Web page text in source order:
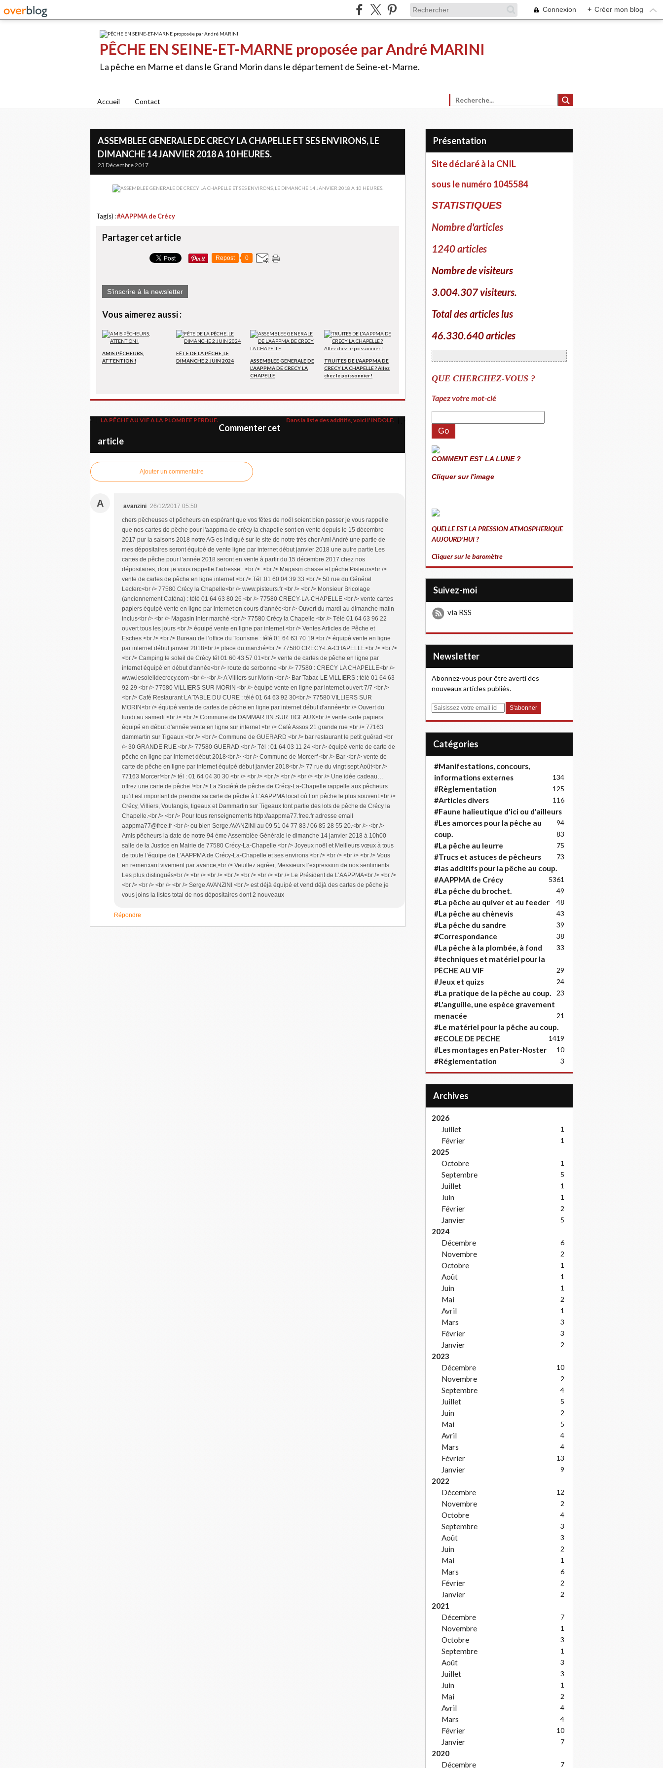
Connexion + Créer mon blog
PÊCHE EN SEINE-ET-MARNE proposée par André MARINI
La pêche en Marne et dans le Grand Morin dans le département de Seine-et-Marne.
Accueil Contact
ASSEMBLEE GENERALE DE CRECY LA CHAPELLE ET SES ENVIRONS, LE
DIMANCHE 14 JANVIER 2018 A 10 HEURES.
23 Décembre 2017
Tag(s) :#AAPPMA de Crécy
Partager cet article
Repost 0
S'inscrire à la newsletter
Vous aimerez aussi :
AMIS PÊCHEURS,
ATTENTION !
FÊTE DE LA PÊCHE, LE
DIMANCHE 2 JUIN 2024
ASSEMBLEE GENERALE DE
L'AAPPMA DE CRECY LA
CHAPELLE
TRUITES DE L'AAPPMA DE
CRECY LA CHAPELLE ? Allez
chez le poissonnier !
LA PÊCHE AU VIF A LA PLOMBEE PERDUE. Dans la liste des additifs, voici l' INDOLE.
Commenter cet
article
Ajouter un commentaire
A avanzini 26/12/2017 05:50
chers pêcheuses et pêcheurs en espérant que vos fêtes de noël soient bien passer je vous rappelle
que nos cartes de pêche pour l'aappma de crécy la chapelle sont en vente depuis le 15 décembre
2017 pur la saisons 2018 notre AG es indiqué sur le site de notre très cher Ami André une partie de
mes dépositaires seront équipé de vente ligne par internet début janvier 2018 une autre partie Les
cartes de pêche pour l’année 2018 seront en vente à partir du 15 décembre 2017 chez nos
dépositaires, dont je vous rappelle l’adresse : <br /> <br /> Magasin chasse et pêche Pisteurs<br />
vente de cartes de pêche en ligne internet <br /> Tél :01 60 04 39 33 <br /> 50 rue du Général
Leclerc<br /> 77580 Crécy la Chapelle<br /> www.pisteurs.fr <br /> <br /> Monsieur Bricolage
(anciennement Caténa) : télé 01 64 63 80 26 <br /> 77580 CRECY-LA-CHAPELLE <br /> vente cartes
papiers équipé vente en ligne par internet en cours d'année<br /> Ouvert du mardi au dimanche matin
inclus<br /> <br /> Magasin Inter marché <br /> 77580 Crécy la Chapelle <br /> Télé 01 64 63 96 22
ouvert tous les jours <br /> équipé vente en ligne par internet <br /> Ventes Articles de Pêche et
Esches.<br /> <br /> Bureau de l’office du Tourisme : télé 01 64 63 70 19 <br /> équipé vente en ligne
par internet début janvier 2018<br /> place du marché<br /> 77580 CRECY-LA-CHAPELLE<br /> <br />
<br /> Camping le soleil de Crécy tél 01 60 43 57 01<br /> vente de cartes de pêche en ligne par
internet équipé en début d'année<br /> route de serbonne <br /> 77580 : CRECY LA CHAPELLE<br />
www.lesoleildecrecy.com <br /> <br /> A Villiers sur Morin <br /> Bar Tabac LE VILLIERS : télé 01 64 63
92 29 <br /> 77580 VILLIERS SUR MORIN <br /> équipé vente en ligne par internet ouvert 7/7 <br />
<br /> Café Restaurant LA TABLE DU CURE : télé 01 64 63 92 30<br /> 77580 VILLIERS SUR
MORIN<br /> équipé vente de cartes de pêche en ligne par internet début d'année<br /> Ouvert du
lundi au samedi.<br /> <br /> Commune de DAMMARTIN SUR TIGEAUX<br /> vente carte papiers
équipé en début d'année vente en ligne sur internet <br /> Café Assos 21 grande rue <br /> 77163
dammartin sur Tigeaux <br /> <br /> Commune de GUERARD <br /> bar restaurant le petit guérad <br
/> 30 GRANDE RUE <br /> 77580 GUERAD <br /> Tél : 01 64 03 11 24 <br /> équipé vente de carte de
pêche en ligne par internet début 2018<br /> <br /> Commune de Morcerf <br /> Bar <br /> vente de
carte de pêche en ligne par internet équipé début janvier 2018<br /> 77 rue du vingt sept Août<br />
77163 Morcerf<br /> tél : 01 64 04 30 30 <br /> <br /> <br /> <br /> <br /> <br /> Une idée cadeau…
offrez une carte de pêche !<br /> La Société de pêche de Crécy-La-Chapelle rappelle aux pêcheurs
qu’il est important de prendre sa carte de pêche à L’AAPPMA local où l’on pêche le plus souvent.<br />
Crécy, Villiers, Voulangis, tigeaux et Dammartin sur Tigeaux font partie des lots de pêche de Crécy la
Chapelle.<br /> <br /> Pour tous renseignements http://aappma77.free.fr adresse email
aappma77@free.fr <br /> ou bien Serge AVANZINI au 09 51 04 77 83 / 06 85 28 55 20.<br /> <br />
Amis pêcheurs la date de notre 94 ème Assemblée Générale le dimanche 14 janvier 2018 à 10h00
salle de la Justice en Mairie de 77580 Crécy-La-Chapelle <br /> Joyeux noël et Meilleurs vœux à tous
de toute l’équipe de L’AAPPMA de Crécy-La-Chapelle et ses environs <br /> <br /> <br /> <br /> Vous
en remerciant vivement par avance,<br /> Veuillez agréer, Messieurs l’expression de nos sentiments
Les plus distingués<br /> <br /> <br /> <br /> <br /> <br /> <br /> Le Président de L’AAPPMA<br /> <br />
<br /> <br /> <br /> <br /> Serge AVANZINI <br /> est déjà équipé et vend déjà des cartes de pêche je
vous joins la listes total de nos dépositaires dont 2 nouveaux
Répondre
Présentation
Site déclaré à la CNIL
sous le numéro 1045584
STATISTIQUES
Nombre d'articles
1240 articles
Nombre de visiteurs
3.004.307 visiteurs.
Total des articles lus
46.330.640 articles
QUE CHERCHEZ-VOUS ?
Tapez votre mot-clé
COMMENT EST LA LUNE ?
Cliquer sur l'image
QUELLE EST LA PRESSION ATMOSPHERIQUE
AUJOURD'HUI ?
Cliquer sur le baromètre
Suivez-moi
via RSS
Newsletter
Abonnez-vous pour être averti des
nouveaux articles publiés.
E
Catégories
#Manifestations, concours,
informations externes
134
#Règlementation 125
#Articles divers 116
#Faune halieutique d'ici ou d'ailleurs
94
#Les amorces pour la pêche au
coup.
83
#La pêche au leurre 75
#Trucs et astuces de pêcheurs 73
#las additifs pour la pêche au coup.
61
#AAPPMA de Crécy 53
#La pêche du brochet. 49
#La pêche au quiver et au feeder 48
#La pêche au chènevis 43
#La pêche du sandre 39
#Correspondance 38
#La pêche à la plombée, à fond 33
#techniques et matériel pour la
PËCHE AU VIF
29
#Jeux et quizs 24
#La pratique de la pêche au coup. 23
#L'anguille, une espèce gravement
menacée
21
#Le matériel pour la pêche au coup.
19
#ECOLE DE PECHE 14
#Les montages en Pater-Noster 10
#Réglementation 3
Archives
2026
Juillet
1
Février 1
2025
Octobre
1
Septembre 5
Juillet 1
Juin 1
Février 2
Janvier 5
2024
Décembre
6
Novembre 2
Octobre 1
Août 1
Juin 1
Mai 2
Avril 1
Mars 3
Février 3
Janvier 2
2023
Décembre
10
Novembre 2
Septembre 4
Juillet 5
Juin 2
Mai 5
Avril 4
Mars 4
Février 13
Janvier 9
2022
Décembre
12
Novembre 2
Octobre 4
Septembre 3
Août 3
Juin 2
Mai 1
Mars 6
Février 2
Janvier 2
2021
Décembre
7
Novembre 1
Octobre 3
Septembre 1
Août 3
Juillet 3
Juin 1
Mai 2
Avril 4
Mars 4
Février 10
Janvier 7
2020
Décembre
7